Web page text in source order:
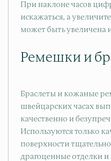
При наклоне часов
искажаться, а
может быть увеличена
Ремешки и
Браслеты и кожаные
швейцарских часах
качественно и
Используются только
поверхности
драгоценные отделки